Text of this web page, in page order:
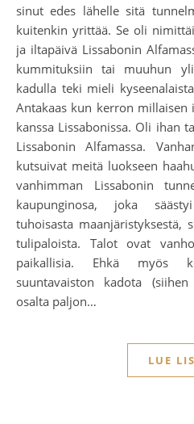
sinut edes lähelle sitä
kuitenkin yrittää. Se oli
ja iltapäivä Lissabonin
kummituksiin tai muuhun
kadulla teki mieli
Antakaas kun kerron millaisen
kanssa Lissabonissa. Oli ihan
Lissabonin Alfamassa.
kutsuivat meitä luokseen
vanhimman Lissabonin
kaupunginosa, joka
tuhoisasta maanjäristyksestä,
tulipaloista. Talot ovat
paikallisia. Ehkä myös
suuntavaiston kadota
osalta paljon…
LUE